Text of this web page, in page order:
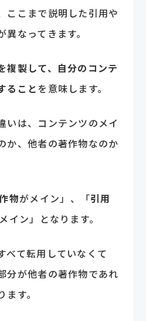
ここまで説明した引用や
なってきます。
複製して、自分のコンテ
ることを意味します。
いは、コンテンツのメイ
か、他者の著作物なのか
物がメイン」、「引用
イン」となります。
べて転用していなくて
分が他者の著作物であれ
す。